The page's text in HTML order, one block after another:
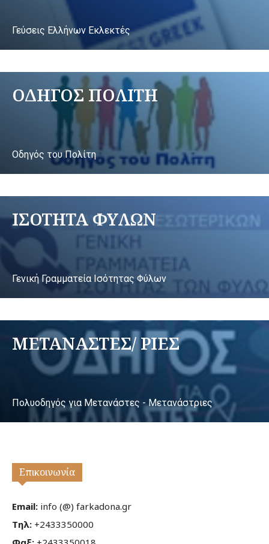
Γεύσεις Ελλήνων Εκλεκτές
ΟΔΗΓΟΣ ΠΟΛΙΤΗ
Οδηγός του Πολίτη
ΙΣΟΤΗΤΑ ΦΥΛΩΝ
Γενική Γραμματεία Ισότητας Φύλων
ΜΕΤΑΝΑΣΤΕΣ/ ΡΙΕΣ
Πολυοδηγός για Μετανάστες - Μετανάστριες
Επικοινωνία
Email: info (@) farkadona.gr
Τηλ: +2433350000